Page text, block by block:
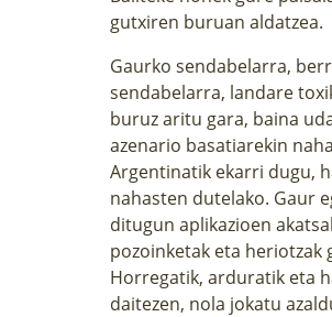
gutxiren buruan aldatzea.
Gaurko sendabelarra,
sendabelarra, landare
buruz aritu gara, baina
azenario basatiarekin
Argentinatik ekarri dugu,
nahasten dutelako. Gaur
ditugun aplikazioen
pozoinketak eta heriotzak
Horregatik, arduratik eta
daitezen, nola jokatu